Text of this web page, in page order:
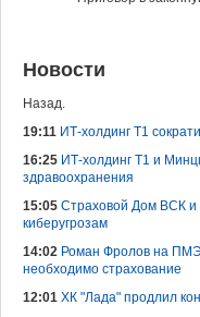
Новости
Назад.
19:11 ИТ-холдинг Т1
16:25 ИТ-холдинг Т1 и
здравоохранения
15:05 Страховой Дом ВСК и
киберугрозам
14:02 Роман Фролов на
необходимо страхование
12:01 ХК "Лада" продлил